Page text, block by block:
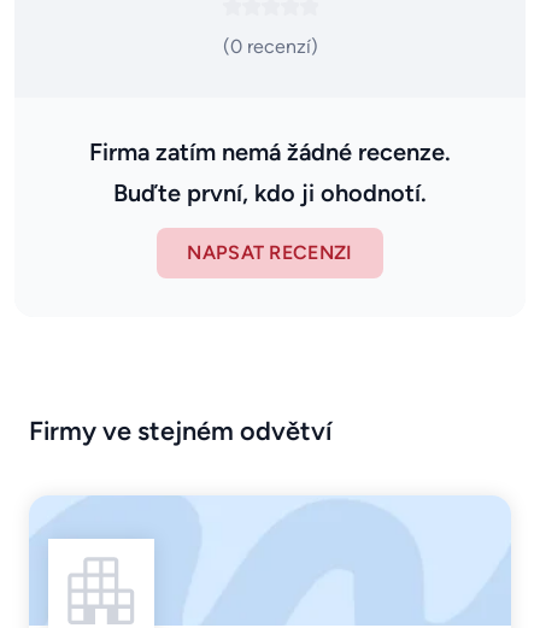
(0 recenzí)
Firma zatím nemá žádné recenze.
Buďte první, kdo ji ohodnotí.
NAPSAT RECENZI
Firmy ve stejném odvětví